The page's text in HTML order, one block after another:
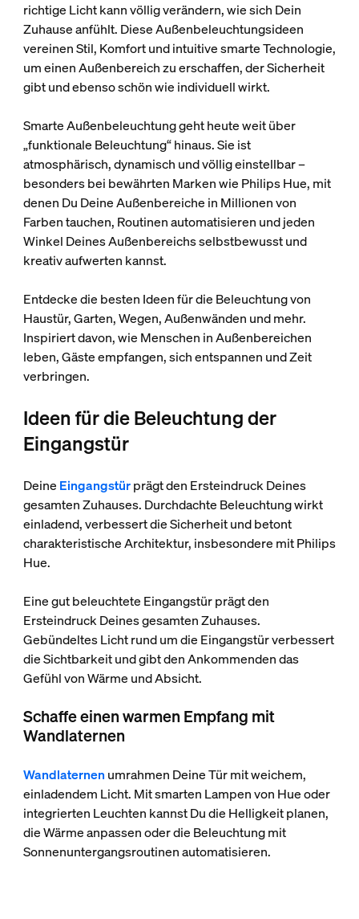
richtige Licht kann völlig verändern, wie sich Dein
Zuhause anfühlt. Diese Außenbeleuchtungsideen
vereinen Stil, Komfort und intuitive smarte Technologie,
um einen Außenbereich zu erschaffen, der Sicherheit
gibt und ebenso schön wie individuell wirkt.
Smarte Außenbeleuchtung geht heute weit über
„funktionale Beleuchtung“ hinaus. Sie ist
atmosphärisch, dynamisch und völlig einstellbar –
besonders bei bewährten Marken wie Philips Hue, mit
denen Du Deine Außenbereiche in Millionen von
Farben tauchen, Routinen automatisieren und jeden
Winkel Deines Außenbereichs selbstbewusst und
kreativ aufwerten kannst.
Entdecke die besten Ideen für die Beleuchtung von
Haustür, Garten, Wegen, Außenwänden und mehr.
Inspiriert davon, wie Menschen in Außenbereichen
leben, Gäste empfangen, sich entspannen und Zeit
verbringen.
Ideen für die Beleuchtung der
Eingangstür
Deine Eingangstürprägt den Ersteindruck Deines
gesamten Zuhauses. Durchdachte Beleuchtung wirkt
einladend, verbessert die Sicherheit und betont
charakteristische Architektur, insbesondere mit Philips
Hue.
Eine gut beleuchtete Eingangstür prägt den
Ersteindruck Deines gesamten Zuhauses.
Gebündeltes Licht rund um die Eingangstür verbessert
die Sichtbarkeit und gibt den Ankommenden das
Gefühl von Wärme und Absicht.
Schaffe einen warmen Empfang mit
Wandlaternen
Wandlaternen umrahmen Deine Tür mit weichem,
einladendem Licht. Mit smarten Lampen von Hue oder
integrierten Leuchten kannst Du die Helligkeit planen,
die Wärme anpassen oder die Beleuchtung mit
Sonnenuntergangsroutinen automatisieren.